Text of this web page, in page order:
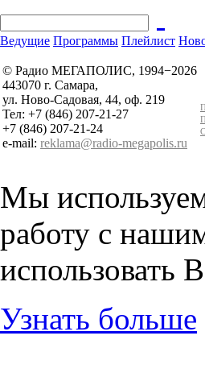
Ведущие Программы Плейлист
© Радио МЕГАПОЛИС, 1994−2026
443070 г. Самара,
ул. Ново-Садовая, 44, оф. 219
Тел: +7 (846) 207-21-27
+7 (846) 207-21-24
e-mail: reklama@radio-megapolis.ru
Мы
работу с
использовать
Узнать больше